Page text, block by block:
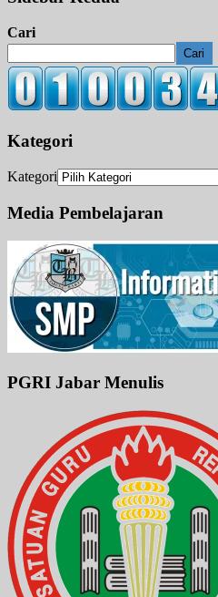
Cari
Cari
Kategori
Kategori
Media Pembelajaran
PGRI Jabar Menulis